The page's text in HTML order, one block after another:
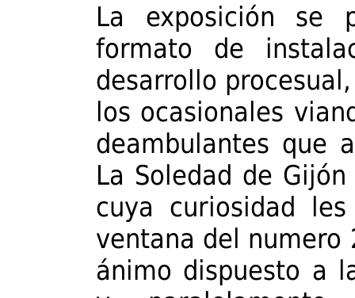
La exposición se
formato de
desarrollo
los ocasionales
deambulantes que
La Soledad de
cuya curiosidad
ventana del numero
ánimo dispuesto a